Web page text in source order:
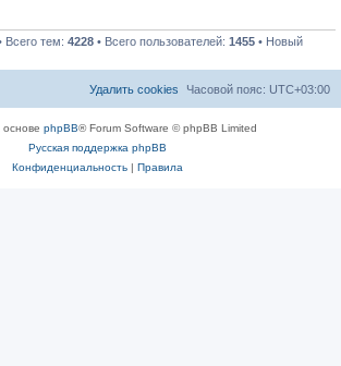
Всего тем: 4228 • Всего пользователей: 1455 • Новый
Часовой пояс: UTC+03:00
Удалить cookies
phpBB® Forum Software © phpBB Limited
Русская поддержка phpBB
Конфиденциальность| Правила